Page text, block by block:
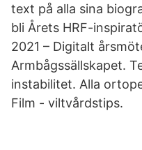
text på alla sina
bli Årets HRF-
2021 – Digitalt
Armbågssällskapet.
instabilitet. Alla
Film - viltvårdstips.